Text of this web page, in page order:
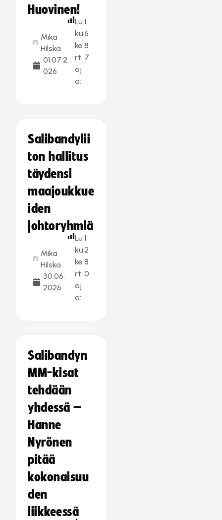
Huovinen!
Mika
Hilska
01.07.2
026
Lu
ku
ke
rt
oj
a:
1
6
8
7
Salibandylii
ton hallitus
täydensi
maajoukkue
iden
johtoryhmiä
Mika
Hilska
30.06.
2026
Lu
ku
ke
rt
oj
a:
1
2
8
0
Salibandyn
MM-kisat
tehdään
yhdessä –
Hanne
Nyrönen
pitää
kokonaisuu
den
liikkeessä